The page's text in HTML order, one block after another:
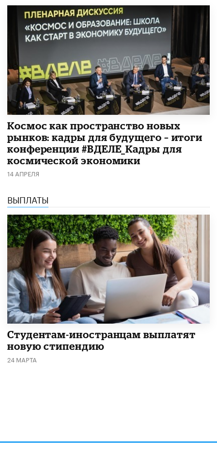
Космос как пространство новых
рынков: кадры для будущего – итоги
конференции #ВДЕЛЕ_Кадры для
космической экономики
14 АПРЕЛЯ
ВЫПЛАТЫ
Студентам-иностранцам выплатят
новую стипендию
24 МАРТА